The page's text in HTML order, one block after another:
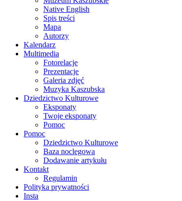
Native English
Spis treści
Mapa
Autorzy
Kalendarz
Multimedia
Fotorelacje
Prezentacje
Galeria zdjęć
Muzyka Kaszubska
Dziedzictwo Kulturowe
Eksponaty
Twoje eksponaty
Pomoc
Pomoc
Dziedzictwo Kulturowe
Baza noclegowa
Dodawanie artykułu
Kontakt
Regulamin
Polityka prywatności
Insta